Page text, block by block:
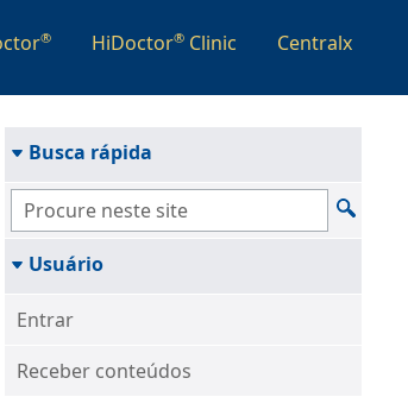
® HiDoctor® Clinic Centralx
Busca rápida
Usuário
Entrar
Receber conteúdos